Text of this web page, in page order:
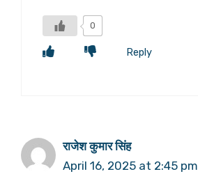
0
Reply
राजेश कुमार सिंह
April 16, 2025 at 2:45 pm